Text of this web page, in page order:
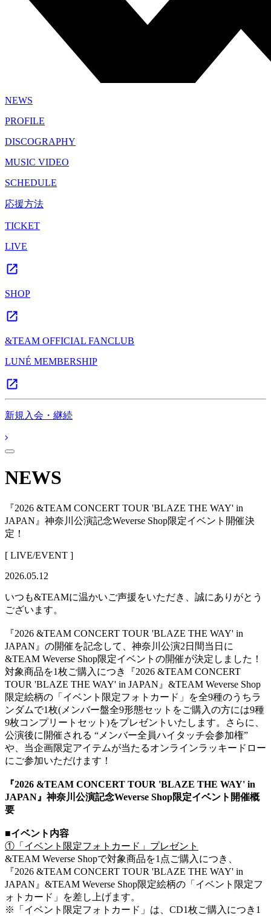
NEWS
PROFILE
DISCOGRAPHY
MUSIC VIDEO
SCHEDULE
応援方法
TICKET
LIVE
SHOP
&TEAM OFFICIAL FANCLUB
LUNÉ MEMBERSHIP
新規入会・継続
NEWS
『2026 &TEAM CONCERT TOUR 'BLAZE THE WAY' in
JAPAN』神奈川公演記念Weverse Shop限定イベント開催決
定！
[ LIVE/EVENT ]
2026.05.12
いつも&TEAMに温かいご声援をいただき、誠にありがとう
ございます。
『2026 &TEAM CONCERT TOUR 'BLAZE THE WAY' in
JAPAN』の開催を記念して、神奈川公演2日間当日に
&TEAM Weverse Shop限定イベントの開催が決定しました！
対象商品を1枚ご購入につき『2026 &TEAM CONCERT
TOUR 'BLAZE THE WAY' in JAPAN』&TEAM Weverse Shop
限定絵柄の「イベント限定フォトカード」を全9種のうちラ
ンダムで1枚(メンバー盤全9形態セットをご購入の方には9種
9枚コンプリートセット)をプレゼントいたします。さらに、
公演後に開催される “メンバー全員ハイタッチ会参加権”
や、当企画限定アイテムが当たるオンラインラッキードロー
にご参加いただけます！
『2026 &TEAM CONCERT TOUR 'BLAZE THE WAY' in
JAPAN』神奈川公演記念Weverse Shop限定イベント開催概
要
■イベント内容
①「イベント限定フォトカード」プレゼント
&TEAM Weverse Shopで対象商品を1点ご購入につき、
『2026 &TEAM CONCERT TOUR 'BLAZE THE WAY' in
JAPAN』&TEAM Weverse Shop限定絵柄の「イベント限定フ
ォトカード」を差し上げます。
※「イベント限定フォトカード」は、CD1枚ご購入につき1